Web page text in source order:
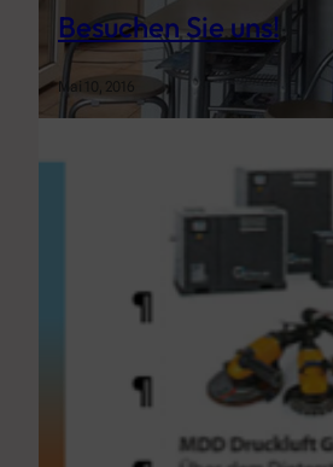
Besuchen Sie uns!
Mai 10, 2016